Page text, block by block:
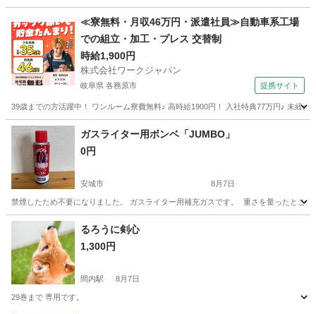
春日井駅 食器 湯呑み
≪寮無料・月収46万円・派遣社員≫自動車系工場
での組立・加工・プレス 交替制
時給1,900円
株式会社ワークジャパン
岐阜県 各務原市 提携サイト
39歳までの方活躍中！ ワンルーム寮費無料♪ 高時給1900円！ 入社特典77万円♪ 未経
岐阜 各務原市 その他
ガスライター用ボンベ「JUMBO」
0円
安城市 8月7日
禁煙したため不要になりました。 ガスライター用補充ガスです。 重さを量ったとこ
愛知 安城市 その他
るろうに剣心
1,300円
間内駅 8月7日
29巻まで 専用です。